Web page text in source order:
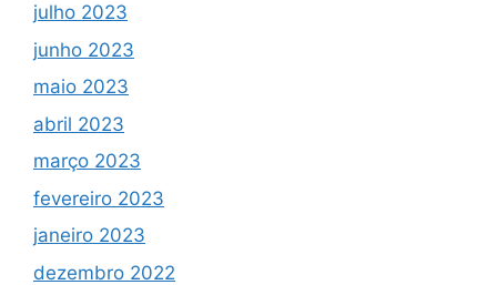
julho 2023
junho 2023
maio 2023
abril 2023
março 2023
fevereiro 2023
janeiro 2023
dezembro 2022